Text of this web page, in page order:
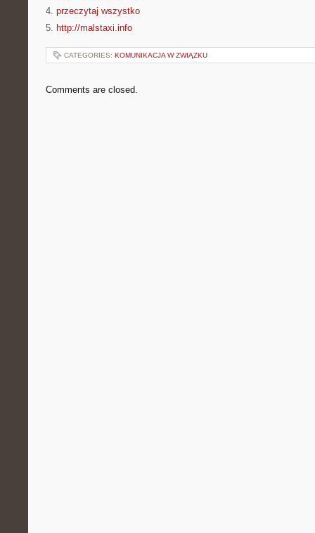
4. przeczytaj wszystko
5. http://malstaxi.info
CATEGORIES: KOMUNIKACJA W ZWIĄZKU
Comments are closed.